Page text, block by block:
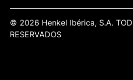
© 2026 Henkel Ibérica, S.A.
RESERVADOS